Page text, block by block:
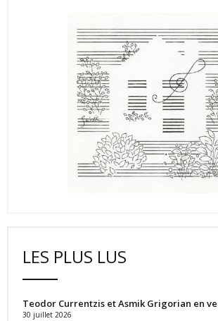
LES PLUS LUS
Teodor Currentzis et Asmik Grigorian en
30 juillet 2026